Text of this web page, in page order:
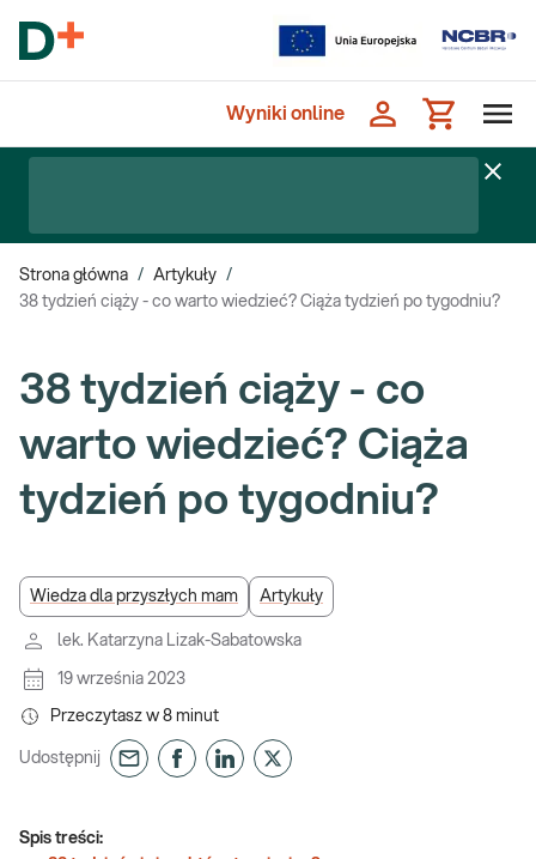
Wyniki online
Strona główna / Artykuły /
38 tydzień ciąży - co warto wiedzieć? Ciąża tydzień po tygodniu?
38 tydzień ciąży - co
warto wiedzieć? Ciąża
tydzień po tygodniu?
Wiedza dla przyszłych mam Artykuły
lek. Katarzyna Lizak-Sabatowska
19 września 2023
Przeczytasz w 8 minut
Udostępnij
Spis treści: